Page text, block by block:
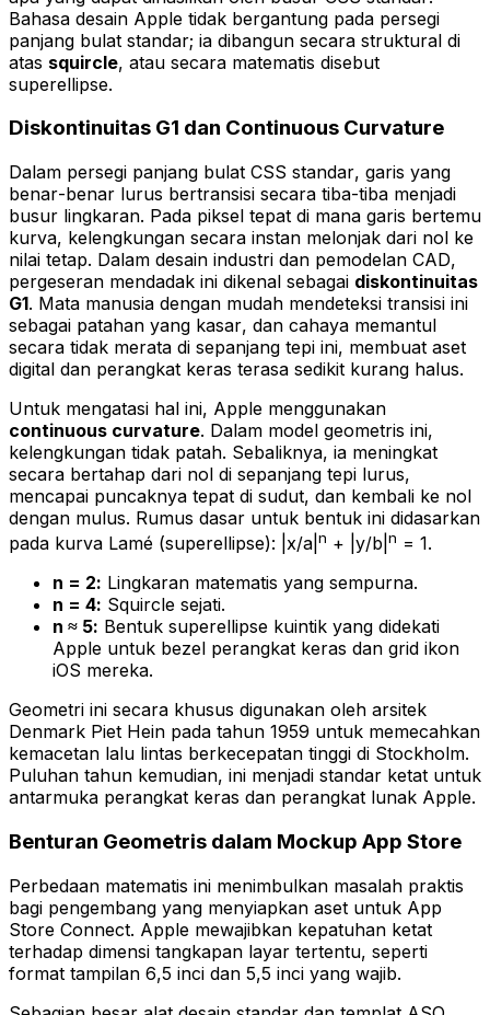
Bahasa desain Apple tidak bergantung pada persegi
panjang bulat standar; ia dibangun secara struktural di
atas squircle, atau secara matematis disebut
superellipse.
Diskontinuitas G1 dan Continuous Curvature
Dalam persegi panjang bulat CSS standar, garis yang
benar-benar lurus bertransisi secara tiba-tiba menjadi
busur lingkaran. Pada piksel tepat di mana garis bertemu
kurva, kelengkungan secara instan melonjak dari nol ke
nilai tetap. Dalam desain industri dan pemodelan CAD,
pergeseran mendadak ini dikenal sebagai diskontinuitas
G1. Mata manusia dengan mudah mendeteksi transisi ini
sebagai patahan yang kasar, dan cahaya memantul
secara tidak merata di sepanjang tepi ini, membuat aset
digital dan perangkat keras terasa sedikit kurang halus.
Untuk mengatasi hal ini, Apple menggunakan
continuous curvature. Dalam model geometris ini,
kelengkungan tidak patah. Sebaliknya, ia meningkat
secara bertahap dari nol di sepanjang tepi lurus,
mencapai puncaknya tepat di sudut, dan kembali ke nol
dengan mulus. Rumus dasar untuk bentuk ini didasarkan
pada kurva Lamé (superellipse): |x/a| n + |y/b| n = 1.
n = 2: Lingkaran matematis yang sempurna.
n = 4: Squircle sejati.
n ≈ 5: Bentuk superellipse kuintik yang didekati
Apple untuk bezel perangkat keras dan grid ikon
iOS mereka.
Geometri ini secara khusus digunakan oleh arsitek
Denmark Piet Hein pada tahun 1959 untuk memecahkan
kemacetan lalu lintas berkecepatan tinggi di Stockholm.
Puluhan tahun kemudian, ini menjadi standar ketat untuk
antarmuka perangkat keras dan perangkat lunak Apple.
Benturan Geometris dalam Mockup App Store
Perbedaan matematis ini menimbulkan masalah praktis
bagi pengembang yang menyiapkan aset untuk App
Store Connect. Apple mewajibkan kepatuhan ketat
terhadap dimensi tangkapan layar tertentu, seperti
format tampilan 6,5 inci dan 5,5 inci yang wajib.